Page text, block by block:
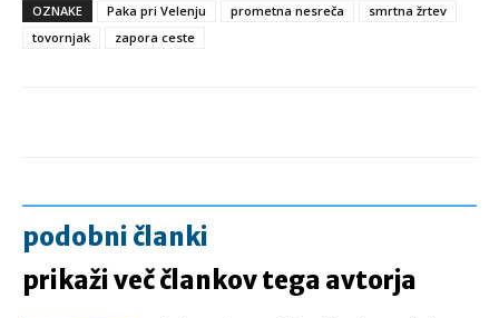
OZNAKE Paka pri Velenju prometna nesreča
smrtna žrtev
tovornjak
zapora ceste
podobni članki
prikaži več člankov tega avtorja